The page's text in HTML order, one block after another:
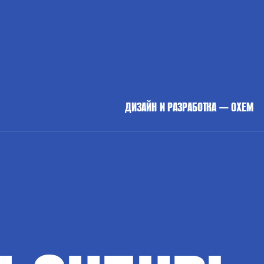
ДИЗАЙН И РАЗРАБОТКА — OXEM